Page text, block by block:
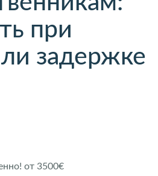
при
задержке
от 3500€